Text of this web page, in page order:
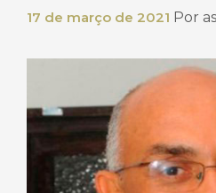
17 de março de 2021 Por